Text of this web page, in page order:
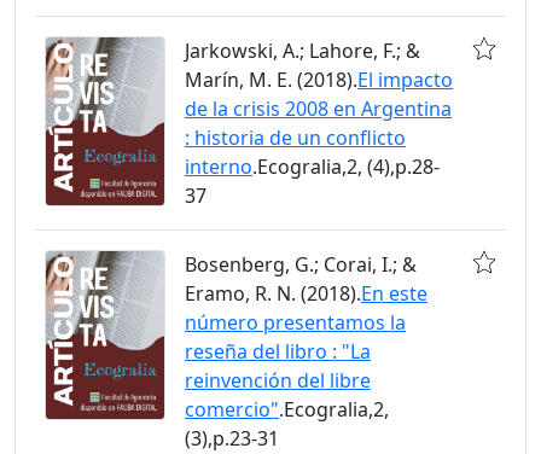
Jarkowski, A.; Lahore, F.; &
Marín, M. E. (2018).El impacto
de la crisis 2008 en Argentina
: historia de un conflicto
interno.Ecogralia,2, (4),p.28-
37
Bosenberg, G.; Corai, I.; &
Eramo, R. N. (2018).En este
número presentamos la
reseña del libro : "La
reinvención del libre
comercio".Ecogralia,2,
(3),p.23-31